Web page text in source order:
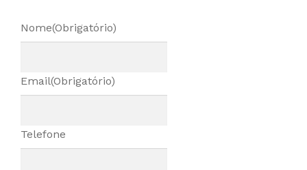
Nome(Obrigatório)
Email(Obrigatório)
Telefone